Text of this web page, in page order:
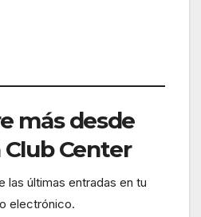
más desde
Center
las últimas entradas en tu
electrónico.